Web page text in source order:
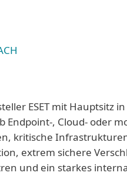
ESET mit Hauptsitz
Endpoint-, Cloud- oder
kritische
extrem sichere
und ein starkes